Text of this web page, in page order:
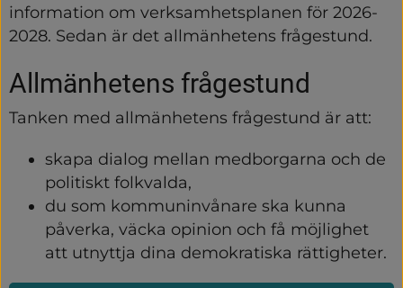
information om verksamhetsplanen för 2026-
2028. Sedan är det allmänhetens frågestund.
Allmänhetens frågestund
Tanken med allmänhetens frågestund är att:
skapa dialog mellan medborgarna och de
politiskt folkvalda,
du som kommuninvånare ska kunna
påverka, väcka opinion och få möjlighet
att utnyttja dina demokratiska rättigheter.